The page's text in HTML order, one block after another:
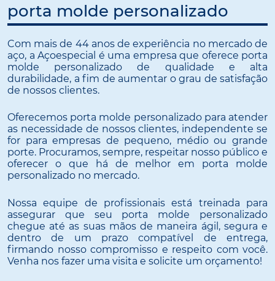
porta molde personalizado
Com mais de 44 anos de experiência no mercado de
aço, a Açoespecial é uma empresa que oferece porta
molde personalizado de qualidade e alta
durabilidade, a fim de aumentar o grau de satisfação
de nossos clientes.
Oferecemos porta molde personalizado para atender
as necessidade de nossos clientes, independente se
for para empresas de pequeno, médio ou grande
porte. Procuramos, sempre, respeitar nosso público e
oferecer o que há de melhor em porta molde
personalizado no mercado.
Nossa equipe de profissionais está treinada para
assegurar que seu porta molde personalizado
chegue até as suas mãos de maneira ágil, segura e
dentro de um prazo compatível de entrega,
firmando nosso compromisso e respeito com você.
Venha nos fazer uma visita e solicite um orçamento!